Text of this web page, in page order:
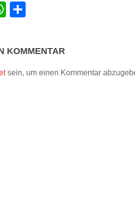
WhatsApp
KOMMENTAR
sein, um einen Kommentar